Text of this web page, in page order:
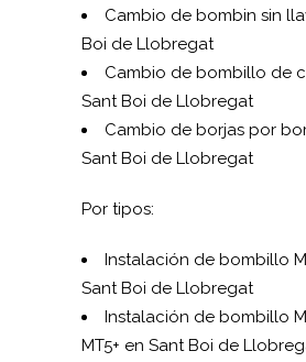
Cambio de bombin sin
Boi de Llobregat
Cambio de bombillo de
Sant Boi de Llobregat
Cambio de borjas por
Sant Boi de Llobregat
Por tipos:
Instalación de bombillo
Sant Boi de Llobregat
Instalación de bombillo
MT5+ en Sant Boi de